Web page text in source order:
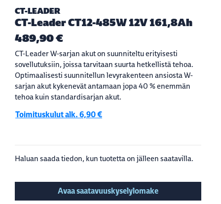
CT-LEADER
CT-Leader CT12-485W 12V 161,8Ah
489,90 €
CT-Leader W-sarjan akut on suunniteltu erityisesti
sovellutuksiin, joissa tarvitaan suurta hetkellistä tehoa.
Optimaalisesti suunnitellun levyrakenteen ansiosta W-
sarjan akut kykenevät antamaan jopa 40 % enemmän
tehoa kuin standardisarjan akut.
Toimituskulut alk. 6,90 €
Haluan saada tiedon, kun tuotetta on jälleen saatavilla.
Avaa saatavuuskyselylomake